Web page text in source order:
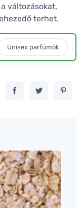
változásokat,
terhet.
Unisex parfümök